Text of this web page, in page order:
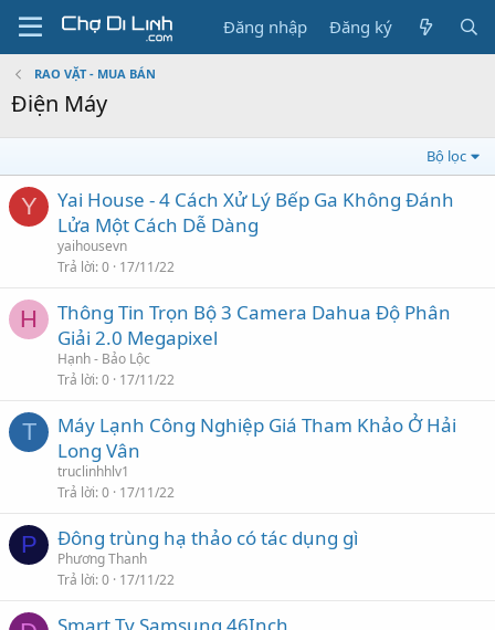
Đăng nhập Đăng ký
RAO VẶT - MUA BÁN
Điện Máy
Bộ lọc
Y
Yai House - 4 Cách Xử Lý Bếp Ga Không Đánh
Lửa Một Cách Dễ Dàng
yaihousevn
Trả lời 0 17/11/22
H
Thông Tin Trọn Bộ 3 Camera Dahua Độ Phân
Giải 2.0 Megapixel
Hạnh - Bảo Lộc
Trả lời 0 17/11/22
T
Máy Lạnh Công Nghiệp Giá Tham Khảo Ở Hải
Long Vân
truclinhhlv1
Trả lời 0 17/11/22
P Đông trùng hạ thảo có tác dụng gì
Phương Thanh
Trả lời 0 17/11/22